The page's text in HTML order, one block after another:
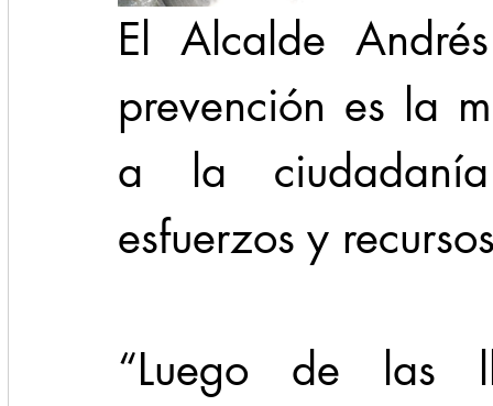
El Alcalde
prevención es la
a la
esfuerzos y
“Luego de las